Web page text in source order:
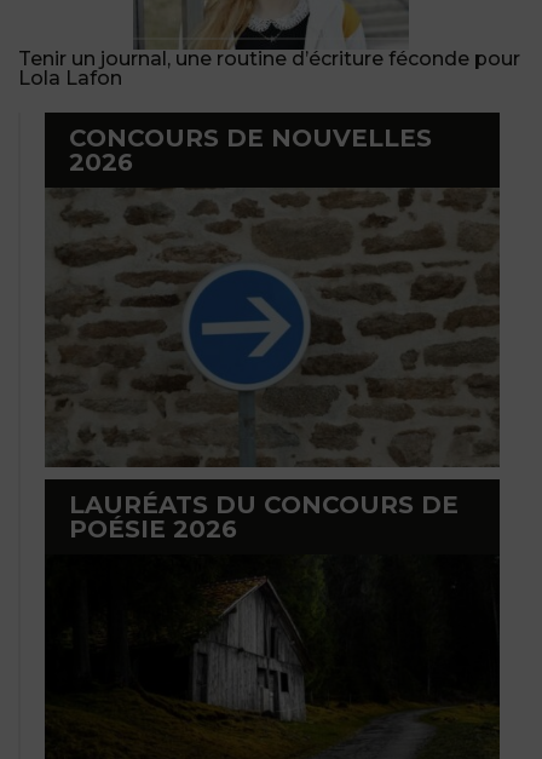
Tenir un journal, une routine d’écriture féconde pour
Lola Lafon
CONCOURS DE NOUVELLES
2026
LAURÉATS DU CONCOURS DE
POÉSIE 2026